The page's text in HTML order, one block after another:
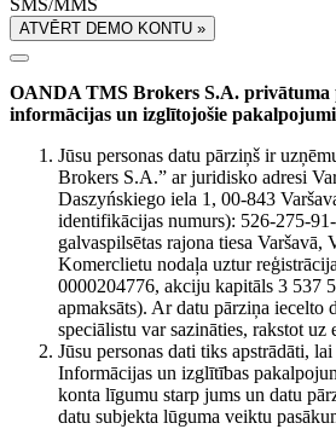
SMS/MMS
ATVĒRT DEMO KONTU »
OANDA TMS Brokers S.A. privātuma
informācijas un izglītojošie pakalpojumi
Jūsu personas datu pārziņš ir
Brokers S.A.” ar juridisko adresi
Daszyńskiego iela 1, 00-843
identifikācijas numurs): 526-275-
galvaspilsētas rajona tiesa Varšavā,
Komerclietu nodaļa uztur
0000204776, akciju kapitāls 3 537
apmaksāts). Ar datu pārziņa iecelto
speciālistu var sazināties, rakstot uz
Jūsu personas dati tiks apstrādāti,
Informācijas un izglītības
konta līgumu starp jums un datu
datu subjekta lūguma veiktu